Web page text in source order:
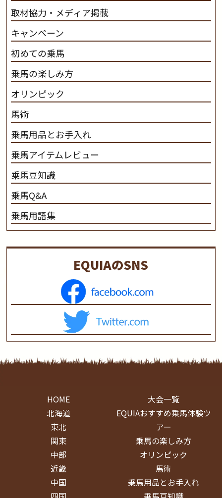
取材協力・メディア掲載
キャンペーン
初めての乗馬
乗馬の楽しみ方
オリンピック
馬術
乗馬用品とお手入れ
乗馬アイテムレビュー
乗馬豆知識
乗馬Q&A
乗馬用語集
EQUIAのSNS
HOME
北海道
東北
関東
中部
近畿
中国
大会一覧
EQUIAおすすめ乗馬体験ツ
アー
乗馬の楽しみ方
オリンピック
馬術
乗馬用品とお手入れ